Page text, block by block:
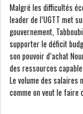
Malgré les difficultés
leader de l’UGTT met
gouvernement,
supporter le déficit
son pouvoir d’achat
des ressources
Le volume des salaires
comme on veut le faire